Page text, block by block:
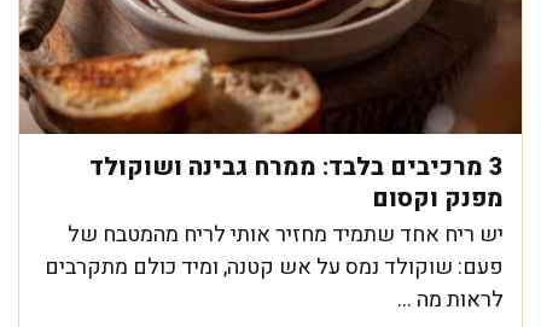
3 מרכיבים בלבד: ממרח גבינה ושוקולד
מפנק וקסום
יש ריח אחד שתמיד מחזיר אותי לריח מהמטבח של
פעם: שוקולד נמס על אש קטנה, ומיד כולם מתקרבים
לראות מה ...